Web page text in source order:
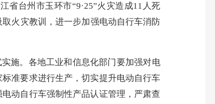
省台州市玉环市“9·25”火灾造成11 人死
火灾教训，进一步加强电动自行车消防
实施。各地工业和信息化部门要加强对电
准要求进行生产，切实提升电动自行车
动自行车强制性产品认证管理，严肃查